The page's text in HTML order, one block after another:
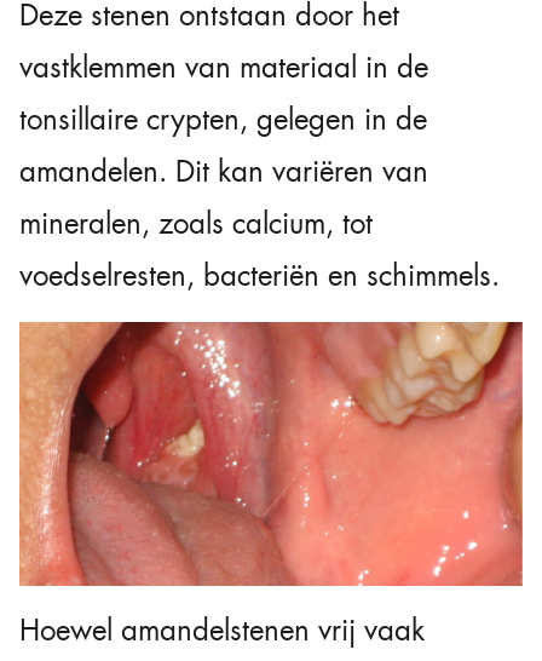
Deze stenen ontstaan door het
vastklemmen van materiaal in de
tonsillaire crypten, gelegen in de
amandelen. Dit kan variëren van
mineralen, zoals calcium, tot
voedselresten, bacteriën en schimmels.
Hoewel amandelstenen vrij vaak